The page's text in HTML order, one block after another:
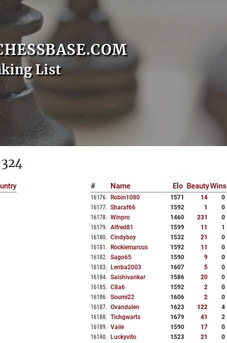
List
# Name Elo BeautyWins
16176. Robin1080 1571 14
0
16177. Sharaf66 1592 1
0
16178. Winpro 1460 231
0
16179. Alfred81 1599 11
1
16180. Cindyboy 1532 21
0
16181 . Rockiemarcus 1592 11
0
16182. Sago65 1590 9
0
16183. Lenba2003 1607 5
0
16184. Saishivankar 1586 20
0
16185. C8a6 1592 2
0
16186. Soumi22 1606 2
0
16187. Ovandalen 1623 122
4
16188. Tichgwarts 1679 41
2
16189. Vaile 1590 17
0
16190. Luckyvito 1523 21
0